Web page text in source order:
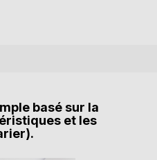
basé sur la
et les